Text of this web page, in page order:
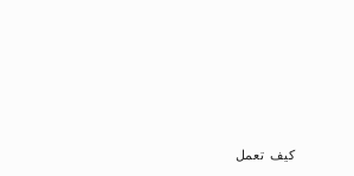
كيف تعمل